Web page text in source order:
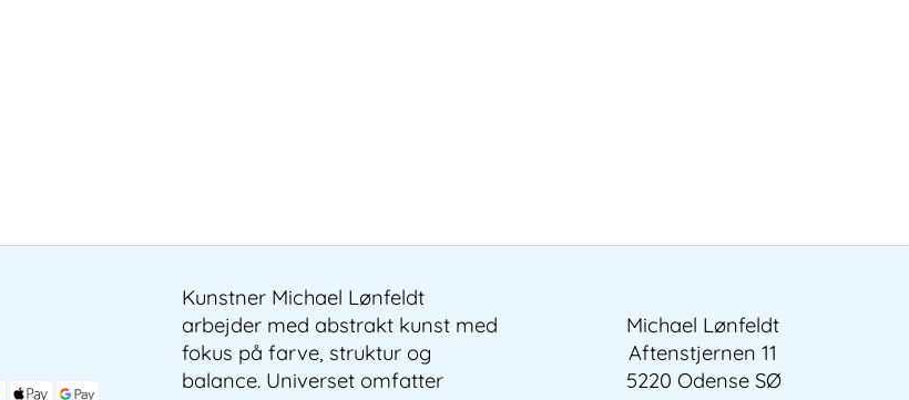
Kunstner Michael Lønfeldt
arbejder med abstrakt kunst med
fokus på farve, struktur og
balance. Universet omfatter
Michael Lønfeldt
Aftenstjernen 11
5220 Odense SØ